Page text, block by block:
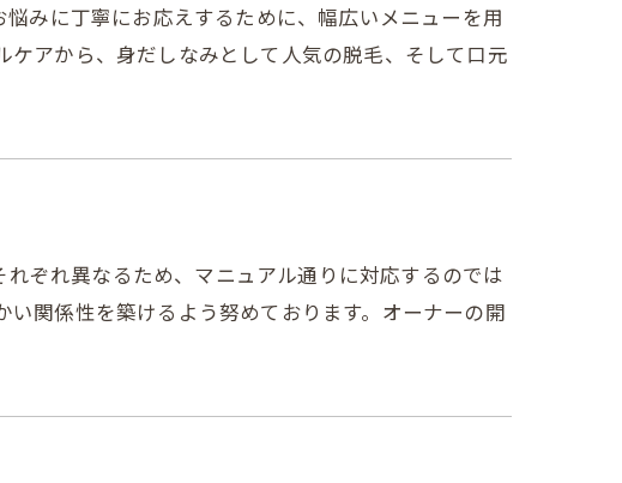
みに丁寧にお応えするために、幅広いメニューを用
アから、身だしなみとして人気の脱毛、そして口元
ぞれ異なるため、マニュアル通りに対応するのでは
関係性を築けるよう努めております。オーナーの開